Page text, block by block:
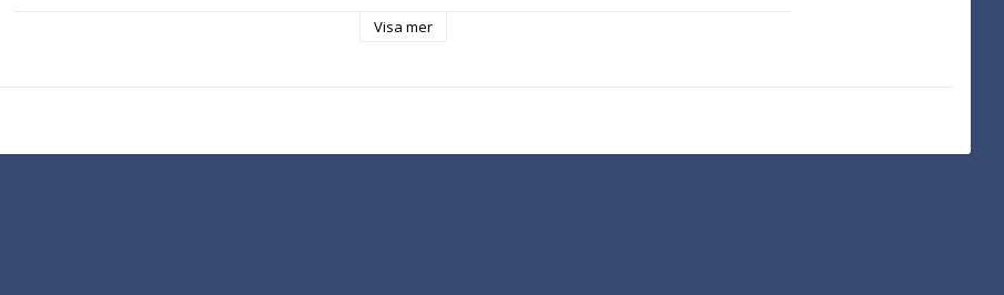
Visa mer